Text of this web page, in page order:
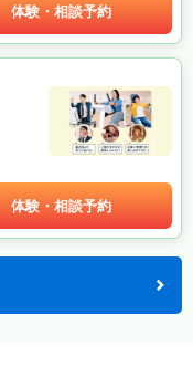
体験・相談予約
体験・相談予約